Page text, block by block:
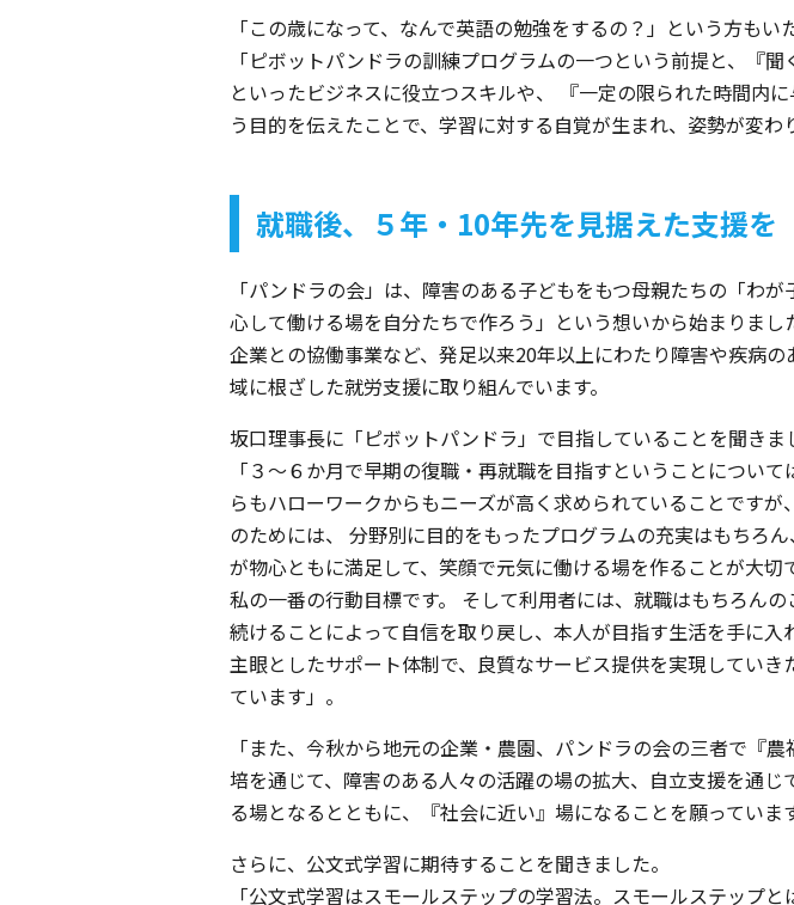
「この歳になって、なんで英語の勉強をするの？」という方もい
「ピボットパンドラの訓練プログラムの一つという前提と、『
といったビジネスに役立つスキルや、 『一定の限られた時間内
う目的を伝えたことで、学習に対する自覚が生まれ、姿勢が変わ
就職後、５年・10年先を見据えた支援を
「パンドラの会」は、障害のある子どもをもつ母親たちの「わが
心して働ける場を自分たちで作ろう」という想いから始まりまし
企業との協働事業など、発足以来20年以上にわたり障害や疾病の
域に根ざした就労支援に取り組んでいます。
坂口理事長に「ピボットパンドラ」で目指していることを聞きま
「３～６か月で早期の復職・再就職を目指すということについて
らもハローワークからもニーズが高く求められていることですが
のためには、 分野別に目的をもったプログラムの充実はもちろ
が物心ともに満足して、笑顔で元気に働ける場を作ることが大切
私の一番の行動目標です。 そして利用者には、就職はもちろんの
続けることによって自信を取り戻し、本人が目指す生活を手に入
主眼としたサポート体制で、良質なサービス提供を実現していき
ています」。
「また、今秋から地元の企業・農園、パンドラの会の三者で『
培を通じて、障害のある人々の活躍の場の拡大、自立支援を通
る場となるとともに、『社会に近い』場になることを願っていま
さらに、公文式学習に期待することを聞きました。
「公文式学習はスモールステップの学習法。スモールステップ